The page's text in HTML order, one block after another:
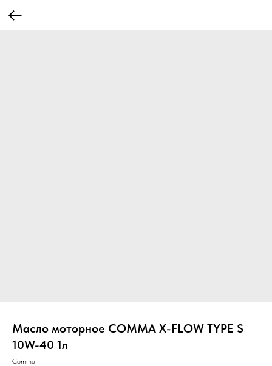
Масло моторное COMMA X-FLOW TYPE S
10W-40 1л
Comma